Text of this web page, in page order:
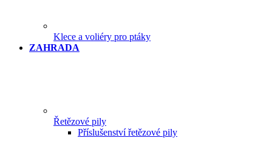
Klece a voliéry pro ptáky
ZAHRADA
Řetězové pily
Příslušenství řetězové pily